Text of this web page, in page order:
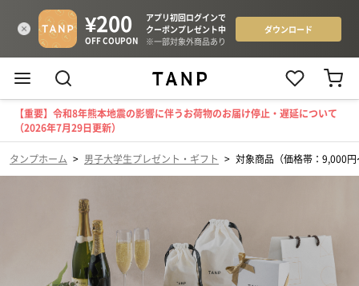
【重要】令和8年熊本地震の影響に伴うお荷物のお届け停止・遅延について
（2026年7月29日更新）
タンプホーム > 男子大学生プレゼント・ギフト > 対象商品（価格帯：9,000